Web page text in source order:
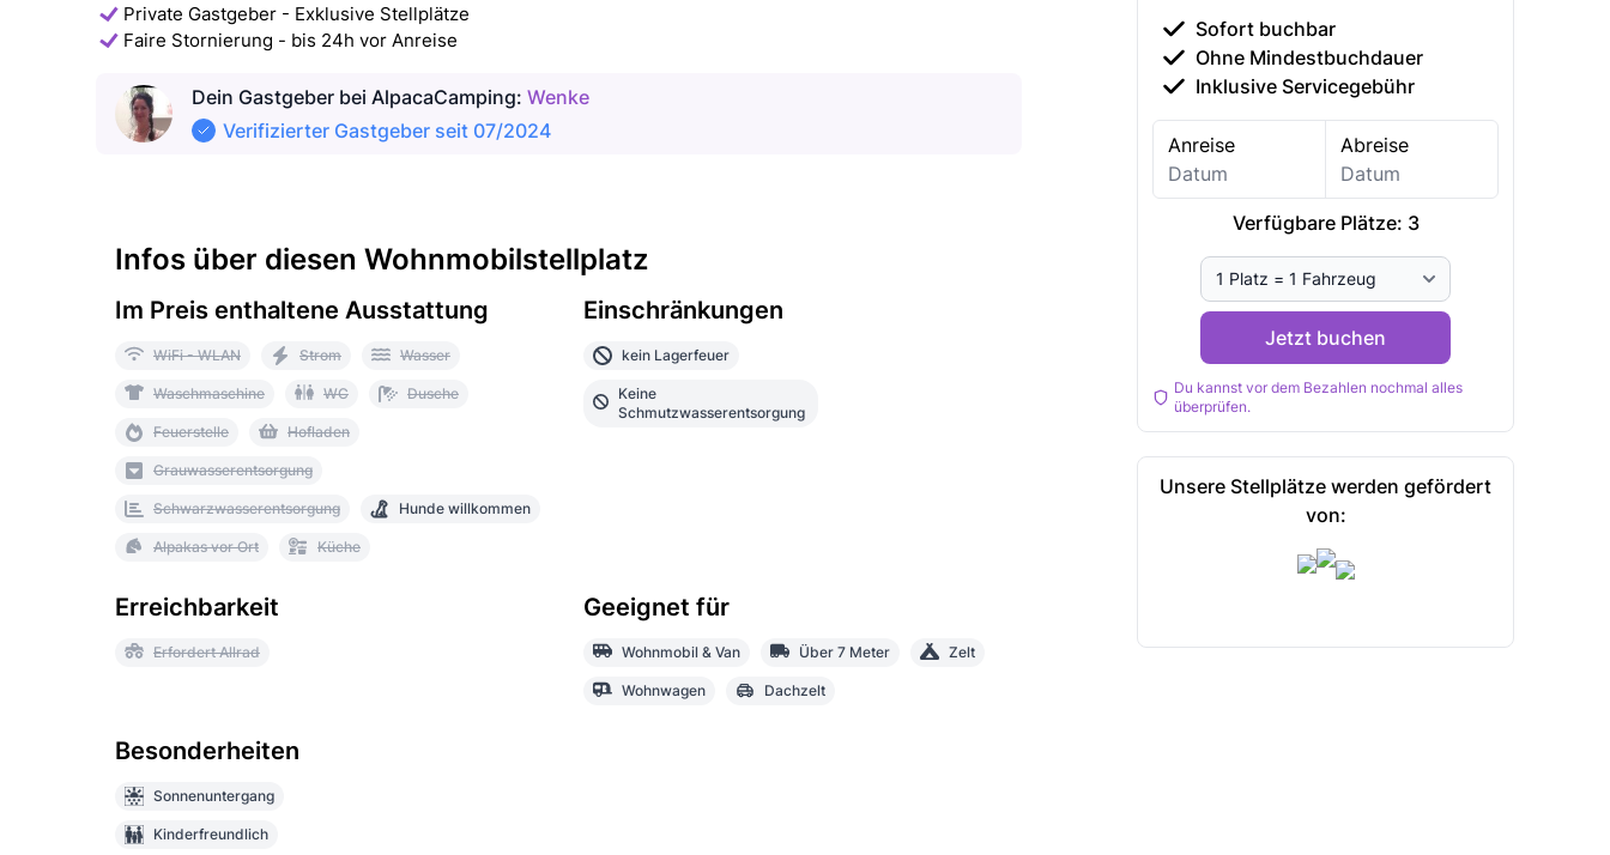
Private Gastgeber - Exklusive Stellplätze
Faire Stornierung - bis 24h vor Anreise
Dein Gastgeber bei AlpacaCamping: Wenke
Verifizierter Gastgeber seit 07/2024
Sofort buchbar
Ohne Mindestbuchdauer
Inklusive Servicegebühr
Anreise Abreise
Verfügbare Plätze: 3
Jetzt buchen
Du kannst vor dem Bezahlen nochmal alles
überprüfen.
Unsere Stellplätze werden gefördert
von:
Infos über diesen Wohnmobilstellplatz
Im Preis enthaltene Ausstattung
WiFi - WLAN Strom Wasser
Waschmaschine WC Dusche
Feuerstelle Hofladen
Grauwasserentsorgung
Schwarzwasserentsorgung Hunde willkommen
Alpakas vor Ort Küche
Einschränkungen
kein Lagerfeuer
Keine
Schmutzwasserentsorgung
Erreichbarkeit
Erfordert Allrad
Geeignet für
Wohnmobil & Van Über 7 Meter Zelt
Wohnwagen Dachzelt
Besonderheiten
Sonnenuntergang
Kinderfreundlich